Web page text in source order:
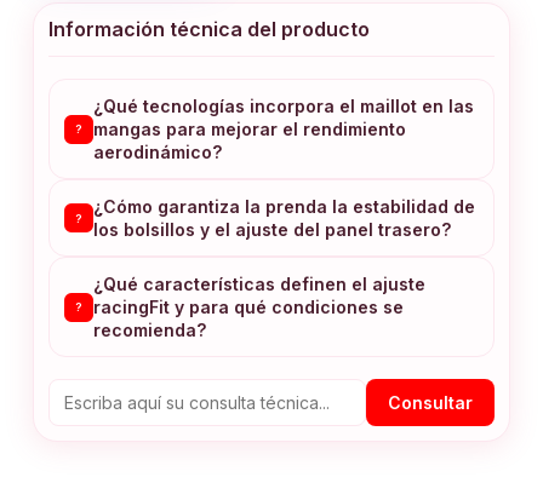
Información técnica del producto
?
¿Qué tecnologías incorpora el maillot en las
mangas para mejorar el rendimiento
aerodinámico?
?
¿Cómo garantiza la prenda la estabilidad de
los bolsillos y el ajuste del panel trasero?
?
¿Qué características definen el ajuste
racingFit y para qué condiciones se
recomienda?
Consultar